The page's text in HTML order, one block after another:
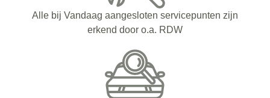
Alle bij Vandaag aangesloten servicepunten zijn
erkend door o.a. RDW